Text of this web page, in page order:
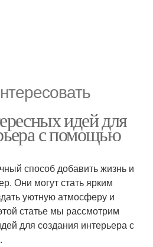
идей для
с помощью
способ добавить жизнь и
Они могут стать ярким
уютную атмосферу и
статье мы рассмотрим
для создания интерьера с